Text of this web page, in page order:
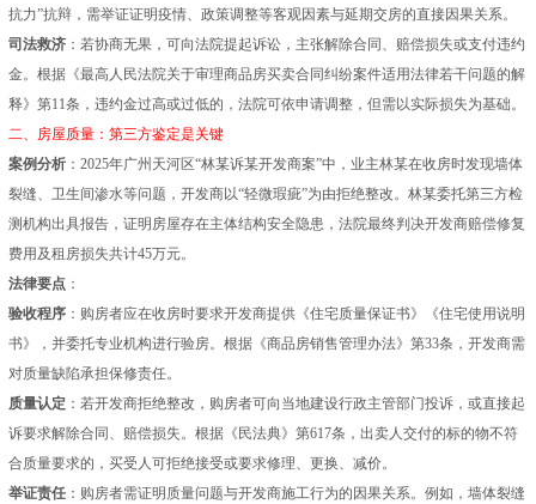
抗力”抗辩，需举证证明疫情、政策调整等客观因素与延期交房的直接因果关系。
司法救济：若协商无果，可向法院提起诉讼，主张解除合同、赔偿损失或支付违约
金。根据《最高人民法院关于审理商品房买卖合同纠纷案件适用法律若干问题的解
释》第11条，违约金过高或过低的，法院可依申请调整，但需以实际损失为基础。
二、房屋质量：第三方鉴定是关键
案例分析：2025年广州天河区“林某诉某开发商案”中，业主林某在收房时发现墙体
裂缝、卫生间渗水等问题，开发商以“轻微瑕疵”为由拒绝整改。林某委托第三方检
测机构出具报告，证明房屋存在主体结构安全隐患，法院最终判决开发商赔偿修复
费用及租房损失共计45万元。
法律要点：
验收程序：购房者应在收房时要求开发商提供《住宅质量保证书》《住宅使用说明
书》，并委托专业机构进行验房。根据《商品房销售管理办法》第33条，开发商需
对质量缺陷承担保修责任。
质量认定：若开发商拒绝整改，购房者可向当地建设行政主管部门投诉，或直接起
诉要求解除合同、赔偿损失。根据《民法典》第617条，出卖人交付的标的物不符
合质量要求的，买受人可拒绝接受或要求修理、更换、减价。
举证责任：购房者需证明质量问题与开发商施工行为的因果关系。例如，墙体裂缝